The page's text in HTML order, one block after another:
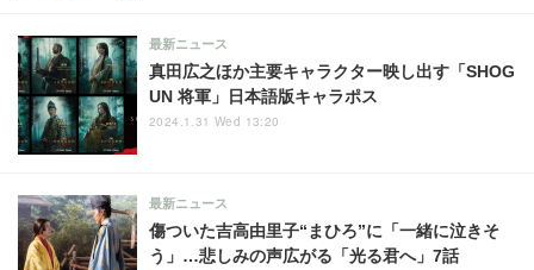
真田広之ほか主要キャラクター映し出す「SHOG
UN 将軍」日本語版キャラポス
最新ニュース
2024.1.31 Wed 13:20
傷ついた吉高由里子“まひろ”に「一緒に泣きそ
う」…悲しみの声広がる「光る君へ」7話
最新ニュース